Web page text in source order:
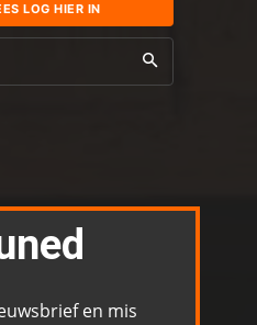
LOG HIER IN
en mis